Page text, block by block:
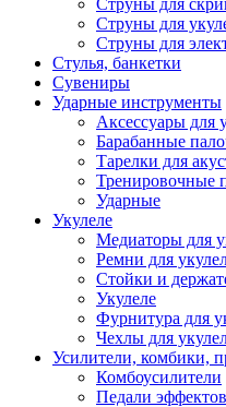
Струны для
Струны для
Струны для
Стулья, банкетки
Сувениры
Ударные инструменты
Аксессуары для
Барабанные
Тарелки для
Тренировочные
Ударные
Укулеле
Медиаторы для
Ремни для
Стойки и
Укулеле
Фурнитура для
Чехлы для
Усилители, комбики,
Комбоусилители
Педали